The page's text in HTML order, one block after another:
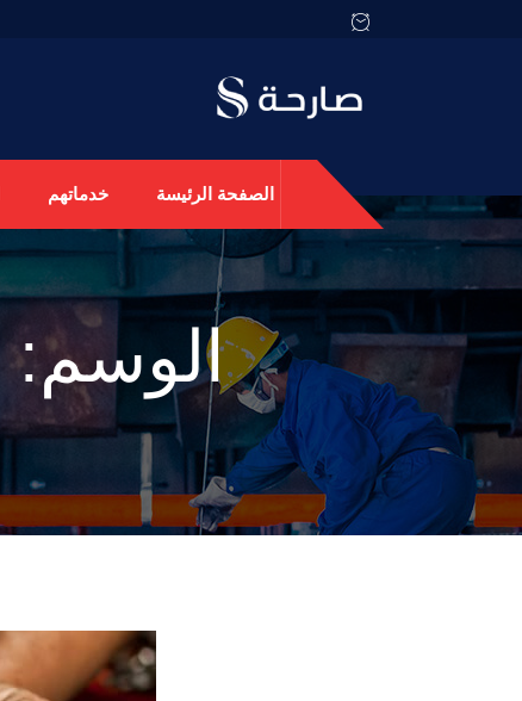
الصفحة الرئيسة خدماتهم
الوسم: